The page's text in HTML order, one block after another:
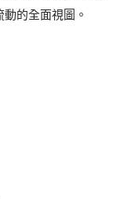
的全面視圖。